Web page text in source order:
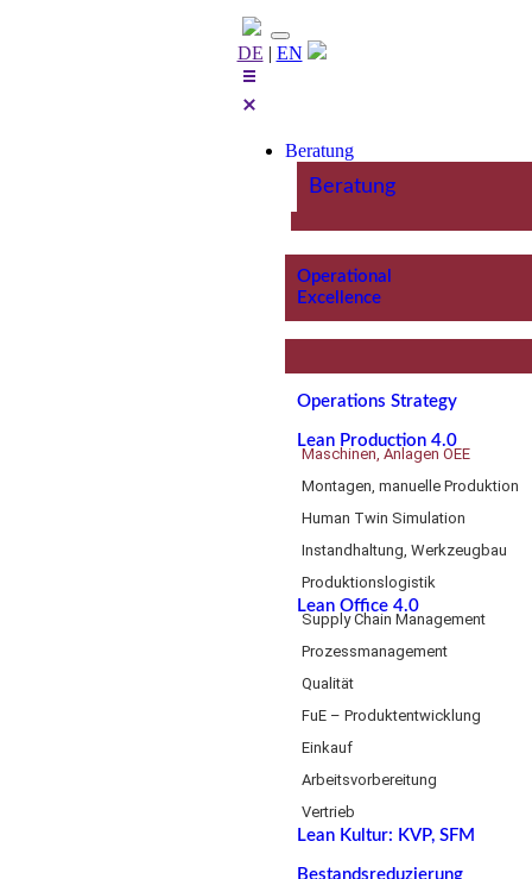
DE | EN
Beratung
Beratung
Operational
Excellence
Operations Strategy
Lean Production 4.0
Maschinen, Anlagen OEE
Montagen, manuelle Produktion
Human Twin Simulation
Instandhaltung, Werkzeugbau
Produktionslogistik
Lean Office 4.0
Supply Chain Management
Prozessmanagement
Qualität
FuE – Produktentwicklung
Einkauf
Arbeitsvorbereitung
Vertrieb
Lean Kultur: KVP, SFM
Bestandsreduzierung